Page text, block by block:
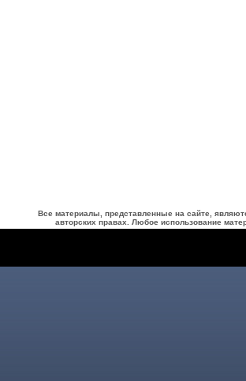
Все материалы, представленные на сайте,
авторских правах. Любое использование